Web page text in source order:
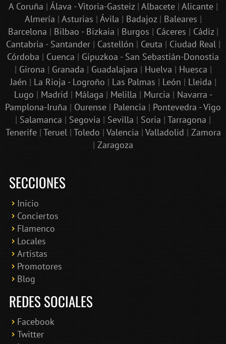
A Coruña | Álava - Vitoria-Gasteiz| Albacete| Alicante|
Almería | Asturias | Ávila | Badajoz| Baleares |
Barcelona | Bilbao - Bizkaia | Burgos | Cáceres | Cádiz|
Cantabria - Santander| Castellón | Ceuta | Ciudad Real|
Córdoba | Cuenca | Gipuzkoa - San Sebastián-Donostia
| Girona | Granada | Guadalajara | Huelva | Huesca |
Jaén | La Rioja - Logroño | Las Palmas | León | Lleida |
Lugo | Madrid | Málaga | Melilla | Murcia | Navarra -
Pamplona-Iruña | Ourense | Palencia | Pontevedra - Vigo
| Salamanca | Segovia | Sevilla | Soria | Tarragona |
Tenerife| Teruel| Toledo | Valencia | Valladolid | Zamora
| Zaragoza
SECCIONES
Inicio
Conciertos
Flamenco
Locales
Artistas
Promotores
Blog
REDES SOCIALES
Facebook
Twitter